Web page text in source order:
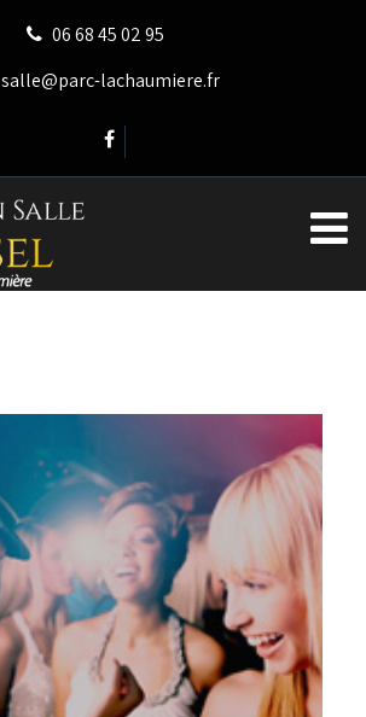
06 68 45 02 95
salle@parc-lachaumiere.fr